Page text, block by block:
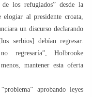
los refugiados” desde la
al presidente croata,
un discurso declarando
serbios] debían regresar.
regresaría”, Holbrooke
mantener esta oferta
aprobando leyes